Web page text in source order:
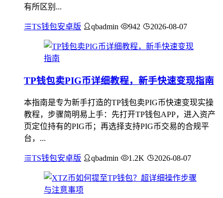
有所区别...
TS钱包安卓版 qbadmin 942 2026-08-07
TP钱包卖PIG币详细教程，新手快速变现指南
本指南是专为新手打造的TP钱包卖PIG币快速变现实操
教程，步骤简明易上手：先打开TP钱包APP，进入资产
页定位持有的PIG币；再选择支持PIG币交易的合规平
台，...
TS钱包安卓版 qbadmin 1.2K 2026-08-07